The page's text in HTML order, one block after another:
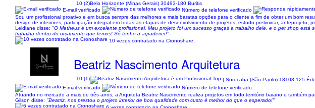
10 (2)Belo Horizonte (Minas Gerais) 30493-180 Buritis
E-mail verificado
Número de telefone verificado
Sou um profissional proativo e em busca sempre das melhores e mais baratas opções para o cliente a fim de obter um bom
design de interiores; participação integral em todas as etapas de desenvolvimento de projetos: estudo preliminar, anteprojeto,
Leidiane disse: "O Matheus é um excelente profissional. Meu projeto foi um sucesso graças a trabalho dele, e o pet shop
trabalha dentro do orçamento que temos! Só tenho a agradecer!"
10 vezes contratado na Cronoshare
Beatriz Nascimento Arquitetura
10 (1)
| Sorocaba (São Paulo) 18103-125
E-mail verificado
Número de telefone verificado
Atuando no mercado a mais de três anos, a Arquiteta Beatriz Nascimento realiza projetos em todo território baiano e também
Gilson disse: "Beatriz, nos prestou o projeto interior de boa qualidade com custo é melhor do que o esperado!"